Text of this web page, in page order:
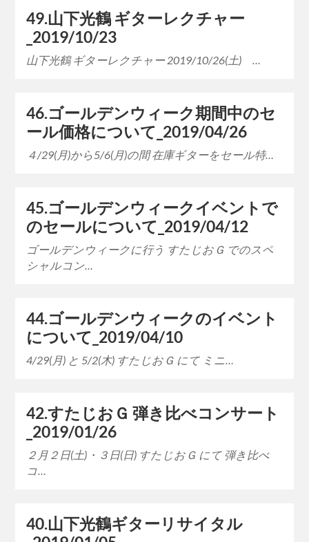
49.山下光鶴 ギターレクチャー
_2019/10/23
山下光鶴 ギターレクチャー 2019/10/26(土) …
46.ゴールデンウィーク期間中のセ
ール価格について_2019/04/26
４/29(月)から5/6(月)の間 在庫ギターをセール特…
45.ゴールデンウィークイベントで
のセールについて_2019/04/12
ゴールデンウィークに行う すたじおＧ でのスペ
シャルコン…
44.ゴールデンウィークのイベント
について_2019/04/10
4/29(月) と 5/2(木) すたじおＧ にて ミニ…
42.すたじおＧ 弾き比べコンサート
_2019/01/26
２月２日(土)・３日(日) すたじおＧ にて 弾き比べ
コ…
40.山下光鶴ギターリサイタル